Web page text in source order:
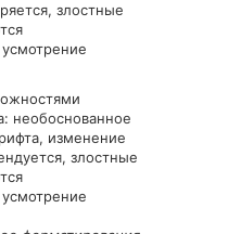
злостные
необоснованное
изменение
злостные